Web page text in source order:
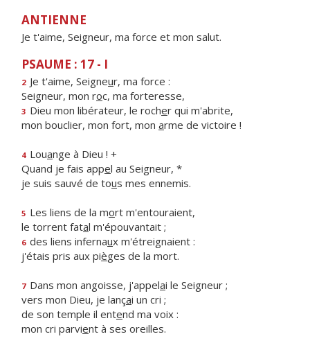
ANTIENNE
Je t'aime, Seigneur, ma force et mon salut.
PSAUME : 17 - I
2 Je t'aime, Seigneur, ma force :
Seigneur, mon roc, ma forteresse,
3 Dieu mon libérateur, le rocher qui m'abrite,
mon bouclier, mon fort, mon arme de victoire !
4 Louange à Dieu ! +
Quand je fais appel au Seigneur, *
je suis sauvé de tous mes ennemis.
5 Les liens de la mort m'entouraient,
le torrent fatal m'épouvantait ;
6 des liens infernaux m'étreignaient :
j'étais pris aux pièges de la mort.
7 Dans mon angoisse, j'appelai le Seigneur ;
vers mon Dieu, je lançai un cri ;
de son temple il entend ma voix :
mon cri parvient à ses oreilles.